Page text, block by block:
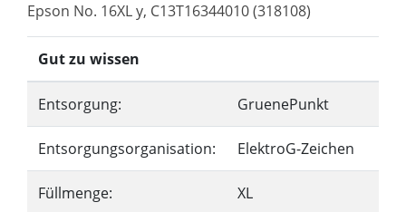
Epson No. 16XL y, C13T16344010 (318108)
Gut zu wissen
Entsorgung: GruenePunkt
Entsorgungsorganisation: ElektroG-Zeichen
Füllmenge: XL